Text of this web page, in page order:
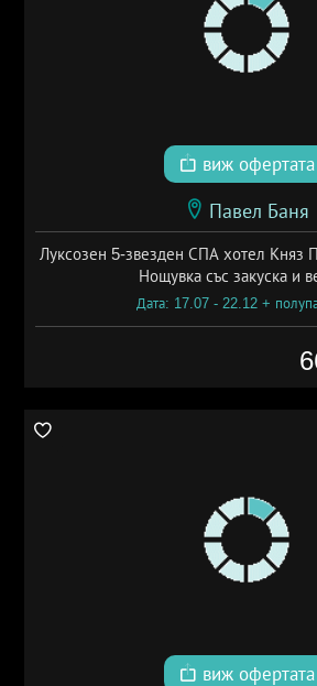
виж офертата
Павел Баня
Луксозен 5-звезден СПА хотел Княз
Нощувка със закуска и
Дата: 17.07 - 22.12 +
виж офертата